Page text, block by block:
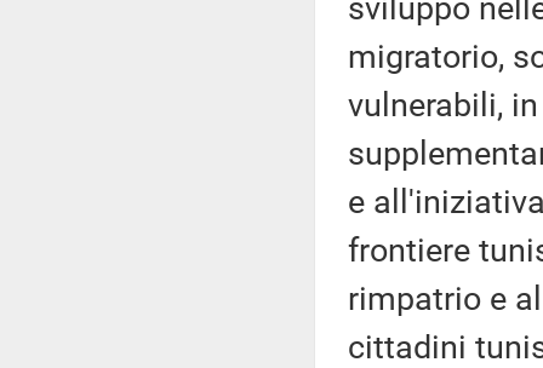
sviluppo
migratorio,
vulnerabili,
e
frontiere
rimpatrio e
cittadini